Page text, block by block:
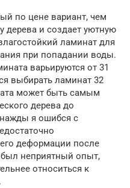
по цене вариант, чем
дерева и создает уютную
ламинат для
при попадании воды.
варьируются от 31
выбирать ламинат 32
может быть самым
дерева до
я ошибся с
деформации после
неприятный опыт,
относиться к